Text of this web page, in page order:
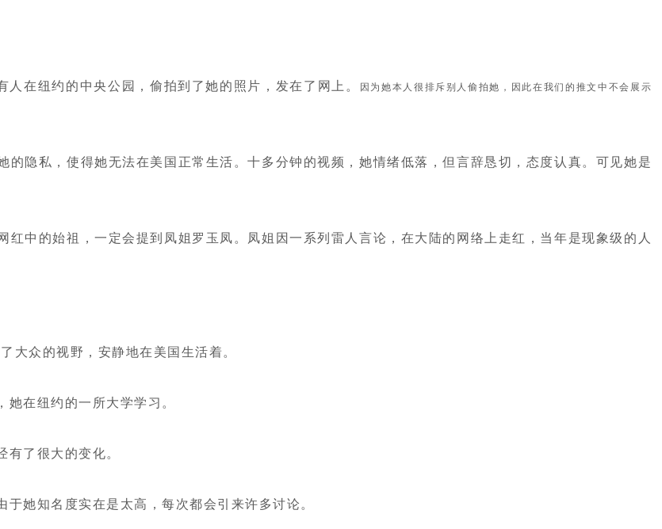
在纽约的中央公园，偷拍到了她的照片，发在了网上。
因为她本人很排斥别人偷拍她，因此在我们的推文中不会展示
隐私，使得她无法在美国正常生活。十多分钟的视频，她情绪低落，但言辞恳切，态度认真。可见她是
中的始祖，一定会提到凤姐罗玉凤。凤姐因一系列雷人言论，在大陆的网络上走红，当年是现象级的人
大众的视野，安静地在美国生活着。
在纽约的一所大学学习。
了很大的变化。
她知名度实在是太高，每次都会引来许多讨论。